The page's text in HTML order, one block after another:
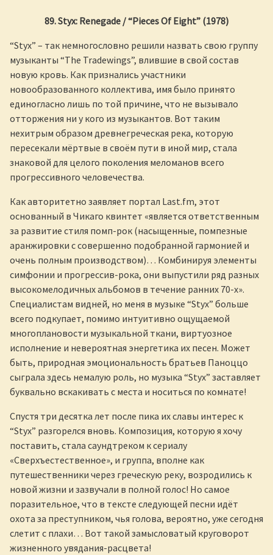
89. Styx: Renegade / “Pieces Of Eight” (1978)
“Styx” – так немногословно решили назвать свою группу
музыканты “The Tradewings”, влившие в свой состав
новую кровь. Как признались участники
новообразованного коллектива, имя было принято
единогласно лишь по той причине, что не вызывало
отторжения ни у кого из музыкантов. Вот таким
нехитрым образом древнегреческая река, которую
пересекали мёртвые в своём пути в иной мир, стала
знаковой для целого поколения меломанов всего
прогрессивного человечества.
Как авторитетно заявляет портал Last.fm, этот
основанный в Чикаго квинтет «является ответственным
за развитие стиля помп-рок (насыщенные, помпезные
аранжировки с совершенно подобранной гармонией и
очень полным производством)… Комбинируя элементы
симфонии и прогрессив-рока, они выпустили ряд разных
высокомелодичных альбомов в течение ранних 70-х».
Специалистам видней, но меня в музыке “Styx” больше
всего подкупает, помимо интуитивно ощущаемой
многоплановости музыкальной ткани, виртуозное
исполнение и невероятная энергетика их песен. Может
быть, природная эмоциональность братьев Паноццо
сыграла здесь немалую роль, но музыка “Styx” заставляет
буквально вскакивать с места и носиться по комнате!
Спустя три десятка лет после пика их славы интерес к
“Styx” разгорелся вновь. Композиция, которую я хочу
поставить, стала саундтреком к сериалу
«Сверхъестественное», и группа, вполне как
путешественники через греческую реку, возродились к
новой жизни и зазвучали в полной голос! Но самое
поразительное, что в тексте следующей песни идёт
охота за преступником, чья голова, вероятно, уже сегодня
слетит с плахи… Вот такой замысловатый круговорот
жизненного увядания-расцвета!